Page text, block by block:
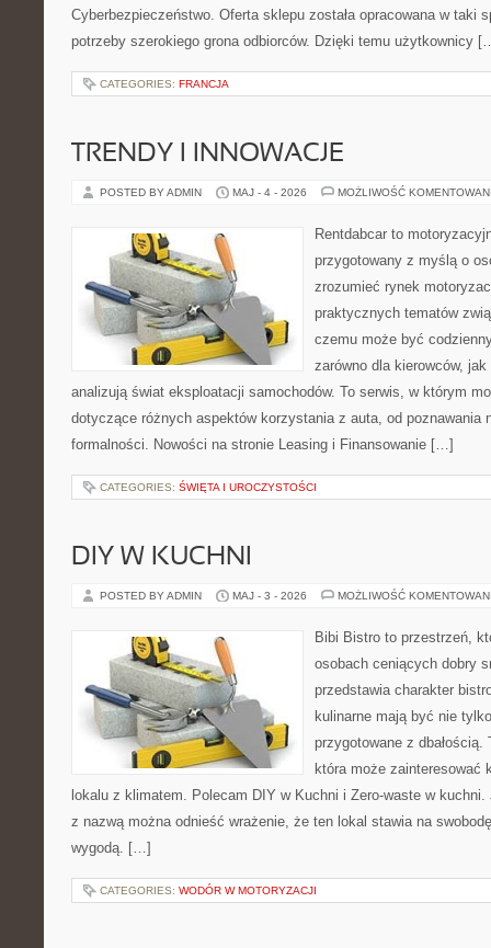
Cyberbezpieczeństwo. Oferta sklepu została opracowana w taki
potrzeby szerokiego grona odbiorców. Dzięki temu użytkownicy
CATEGORIES: FRANCJA
TRENDY I INNOWACJE
POSTED BY ADMIN MAJ - 4 - 2026 MOŻLIWOŚĆ
Rentdabcar to
przygotowany z myślą o
zrozumieć rynek
praktycznych tematów
czemu może być
zarówno dla kierowców,
analizują świat eksploatacji samochodów. To serwis, w którym
dotyczące różnych aspektów korzystania z auta, od poznawania
formalności. Nowości na stronie Leasing i Finansowanie […]
CATEGORIES: ŚWIĘTA I UROCZYSTOŚCI
DIY W KUCHNI
POSTED BY ADMIN MAJ - 3 - 2026 MOŻLIWOŚĆ
Bibi Bistro to przestrzeń,
osobach ceniących dobry
przedstawia charakter
kulinarne mają być nie
przygotowane z
która może zainteresować
lokalu z klimatem. Polecam DIY w Kuchni i Zero-waste w
z nazwą można odnieść wrażenie, że ten lokal stawia na
wygodą. […]
CATEGORIES: WODÓR W MOTORYZACJI